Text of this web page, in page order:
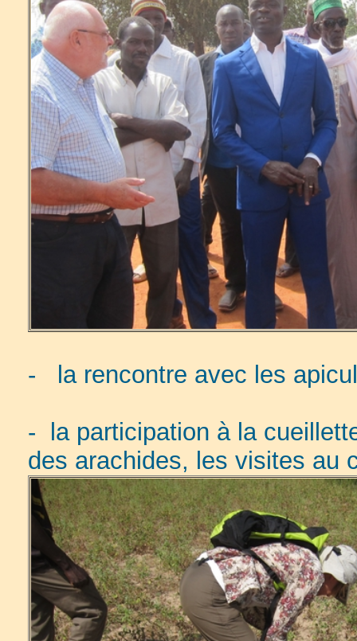
- la rencontre avec les
- la participation à la
des arachides, les visites au